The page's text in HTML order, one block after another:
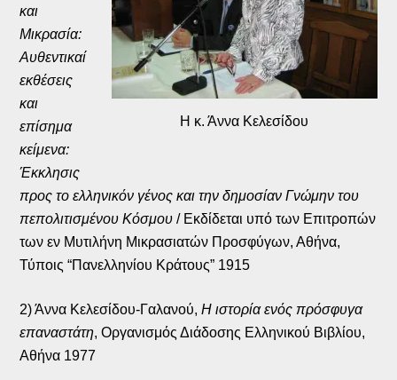
Η κ. Άννα Κελεσίδου
και
Μικρασία:
Αυθεντικαί
εκθέσεις
και
επίσημα
κείμενα:
Έκκλησις
προς το ελληνικόν γένος και την δημοσίαν Γνώμην του
πεπολιτισμένου Κόσμου/ Εκδίδεται υπό των Επιτροπών
των εν Μυτιλήνη Μικρασιατών Προσφύγων, Αθήνα,
Τύποις “Πανελληνίου Κράτους” 1915
2) Άννα Κελεσίδου-Γαλανού,Η ιστορία ενός πρόσφυγα
επαναστάτη, Οργανισμός Διάδοσης Ελληνικού Βιβλίου,
Αθήνα 1977